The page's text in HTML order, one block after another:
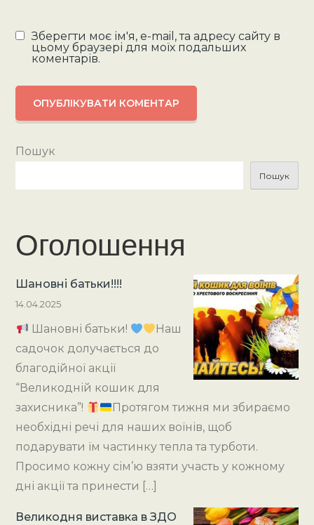
Зберегти моє ім'я, e-mail, та адресу сайту в
цьому браузері для моїх подальших
коментарів.
Пошук
Пошук
Оголошення
Шановні батьки!!!!
14.04.2025
Шановні батьки!
Наш
садочок долучається до
благодійної акції
“Великодній кошик для
захисника”!
Протягом тижня ми збираємо
необхідні речі для наших воїнів, щоб
подарувати їм частинку тепла та турботи.
Просимо кожну сім’ю взяти участь у кожному
дні акції та принести […]
Великодня виставка в ЗДО